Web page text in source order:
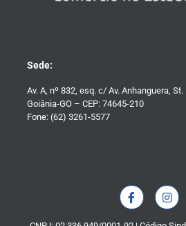
Sede:
Av. A, nº 832, esq. c/ Av. Anhanguera,
Goiânia-GO – CEP: 74645-210
Fone: (62) 3261-5577